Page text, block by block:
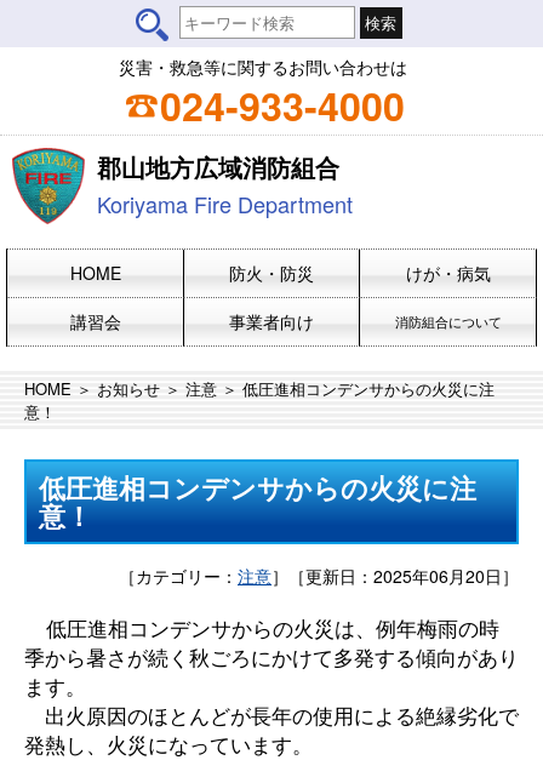
災害・救急等に関するお問い合わせは
024-933-4000
郡山地方広域消防組合
Koriyama Fire Department
HOME 防火・防災
けが・病気
講習会
事業者向け 消防組合について
HOME ＞ お知らせ ＞ 注意 ＞ 低圧進相コンデンサからの火災に注
意！
低圧進相コンデンサからの火災に注
意！
［カテゴリー： 注意］ ［更新日：2025年06月20日］
低圧進相コンデンサからの火災は、例年梅雨の時
季から暑さが続く秋ごろにかけて多発する傾向があり
ます。
出火原因のほとんどが長年の使用による絶縁劣化で
発熱し、火災になっています。